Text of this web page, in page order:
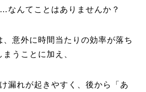
なんてことはありませんか？
、意外に時間当たりの効率が落ち
まうことに加え、
漏れが起きやすく、後から「あ